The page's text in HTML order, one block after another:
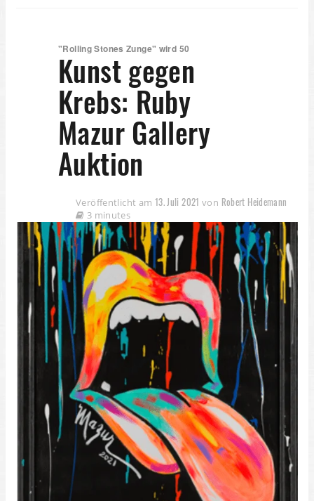
"Rolling Stones Zunge" wird 50
Kunst gegen
Krebs: Ruby
Mazur Gallery
Auktion
Veröffentlicht am 13. Juli 2021 von Robert Heidemann
3 minutes